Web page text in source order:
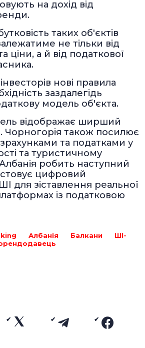
на дохід від
таких об'єктів
не тільки від
ціни, а й від податкової
нові правила
заздалегідь
модель об'єкта.
відображає ширший
Чорногорія також посилює
та податками у
та туристичному
робить наступний
цифровий
для зіставлення реальної
із податковою
Албанія Балкани
ШІ-